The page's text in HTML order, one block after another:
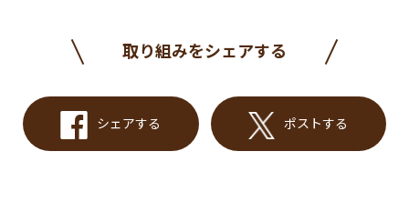
取り組みをシェアする
シェアする ポストする